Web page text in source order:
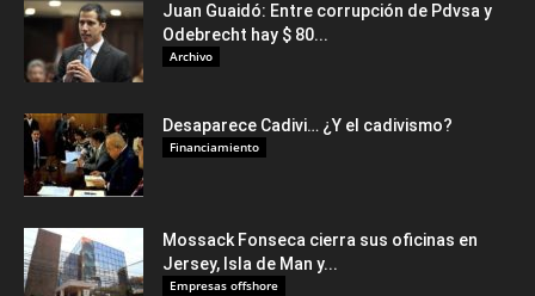
Juan Guaidó: Entre corrupción de Pdvsa y
Odebrecht hay $ 80...
Archivo
Desaparece Cadivi… ¿Y el cadivismo?
Financiamiento
Mossack Fonseca cierra sus oficinas en
Jersey, Isla de Man y...
Empresas offshore